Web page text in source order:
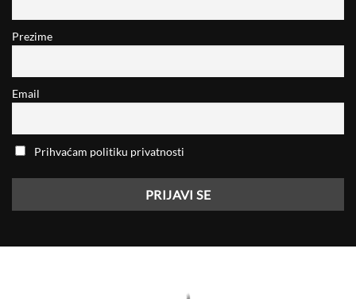
Prezime
Email
Prihvaćam politiku privatnosti